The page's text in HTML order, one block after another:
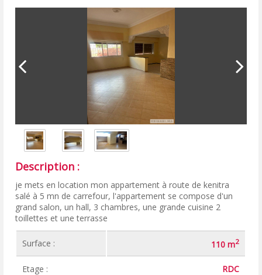
Description :
je mets en location mon appartement à route de kenitra
salé à 5 mn de carrefour, l'appartement se compose d'un
grand salon, un hall, 3 chambres, une grande cuisine 2
toillettes et une terrasse
Surface : 110 m2
Etage : RDC